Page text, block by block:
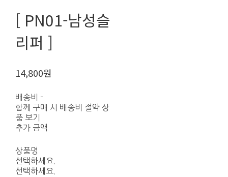
[ PN01-남성슬
리퍼 ]
14,800원
배송비 -
함께 구매 시 배송비 절약 상
품 보기
추가 금액
상품명
선택하세요.
선택하세요.